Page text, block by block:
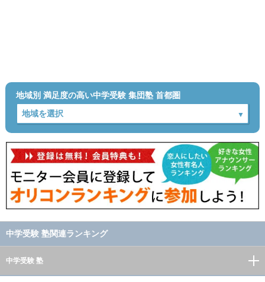
地域別 満足度の高い中学受験 集団塾 首都圏
中学受験 塾関連ランキング
中学受験 塾